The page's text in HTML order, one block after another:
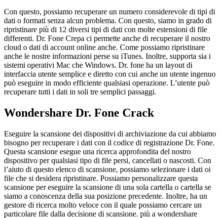
Con questo, possiamo recuperare un numero considerevole di tipi di
dati o formati senza alcun problema. Con questo, siamo in grado di
ripristinare più di 12 diversi tipi di dati con molte estensioni di file
differenti. Dr. Fone Crepa ci permette anche di recuperare il nostro
cloud o dati di account online anche. Come possiamo ripristinare
anche le nostre informazioni perse su iTunes. Inoltre, supporta sia i
sistemi operativi Mac che Windows. Dr. fone ha un layout di
interfaccia utente semplice e diretto con cui anche un utente ingenuo
può eseguire in modo efficiente qualsiasi operazione. L’utente può
recuperare tutti i dati in soli tre semplici passaggi.
Wondershare Dr. Fone Crack
Eseguire la scansione dei dispositivi di archiviazione da cui abbiamo
bisogno per recuperare i dati con il codice di registrazione Dr. Fone.
Questa scansione esegue una ricerca approfondita del nostro
dispositivo per qualsiasi tipo di file persi, cancellati o nascosti. Con
l’aiuto di questo elenco di scansione, possiamo selezionare i dati oi
file che si desidera ripristinare. Possiamo personalizzare questa
scansione per eseguire la scansione di una sola cartella o cartella se
siamo a conoscenza della sua posizione precedente. Inoltre, ha un
gestore di ricerca molto veloce con il quale possiamo cercare un
particolare file dalla decisione di scansione. più a wondershare